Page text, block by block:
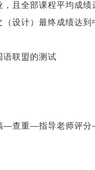
且全部课程平均成绩
设计）最终成绩达到
语联盟的测试
查重—指导老师评分